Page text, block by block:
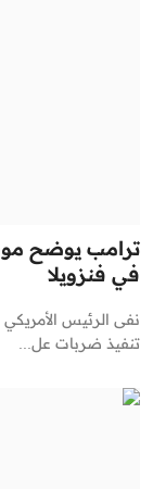
ترامب يوضح
في فنزويلا
نفى الرئيس
تنفيذ ضربات عل...